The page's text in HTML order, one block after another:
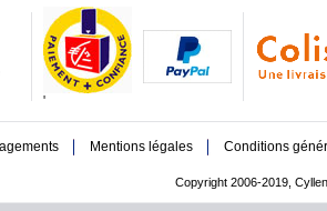
'
Mentions légales Conditions
Copyright 2006-2019,